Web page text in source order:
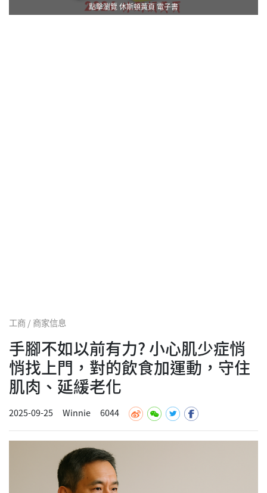
點擊瀏覽 休斯頓黃頁 電子書
工商 / 商家信息
手腳不如以前有力? 小心肌少症悄
悄找上門，對的飲食加運動，守住
肌肉、延緩老化
2025-09-25 Winnie 6044